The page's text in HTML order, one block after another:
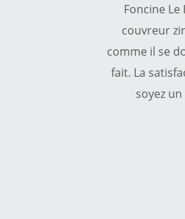
Foncine
couvreur
comme il se
fait. La
soyez